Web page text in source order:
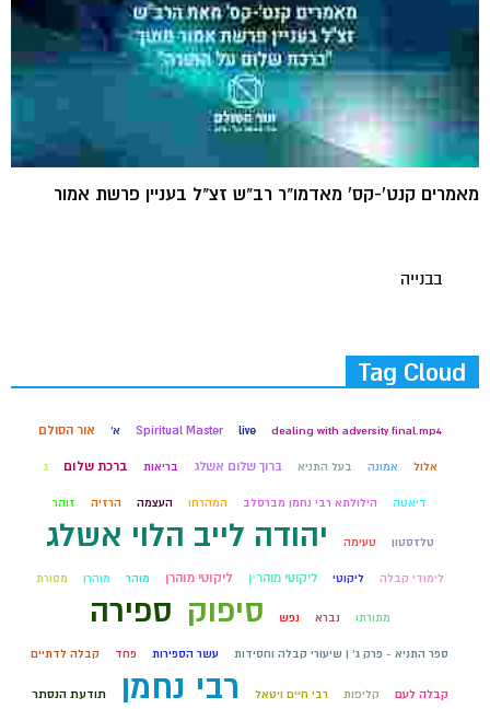
מאמרים קנט'-קס' מאדמו"ר רב"ש זצ"ל בעניין פרשת אמור
בבנייה
Tag Cloud
dealing with adversity final.mp4
live
Spiritual Master א' אור הסולם
אלול אמונה בעל התניא ברוך שלום אשלג בריאות ברכת שלום ג
דיאטה הילולתא רבי נחמן מברסלב המהרחו העצמה הרזיה זוהר
טלזסטון טעימה יהודה לייב הלוי אשלג
לימודי קבלה ליקוטי ליקוטי מוהר״ן ליקוטי מוהרן מוהר מוהרן מסורת
מתורתו נברא נפש סיפוק ספירה
ספר התניא - פרק ג' | שיעורי קבלה וחסידות עשר הספירות פחד קבלה לדתיים
קבלה לעם קליפות רבי חיים ויטאל רבי נחמן תודעת הנסתר